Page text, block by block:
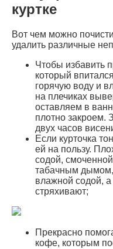
куртке
Вот чем можно
удалить различные
Чтобы избавить
который
горячую воду и
на плечиках
оставляем в
плотно закроем.
двух часов
Если курточка
ей на пользу.
содой,
табачным дымом,
влажной содой,
стряхивают;
Прекрасно
кофе, которым